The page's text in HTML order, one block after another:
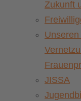
Zukunft
JISSA